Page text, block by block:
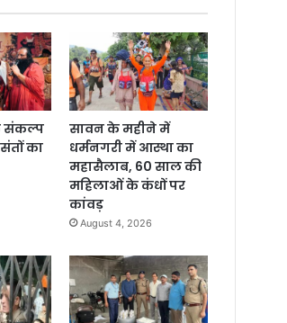
संकल्प
का
सावन के महीने में
धर्मनगरी में आस्था का
महासैलाब, 60 साल की
महिलाओं के कंधों पर
कांवड़
August 4, 2026